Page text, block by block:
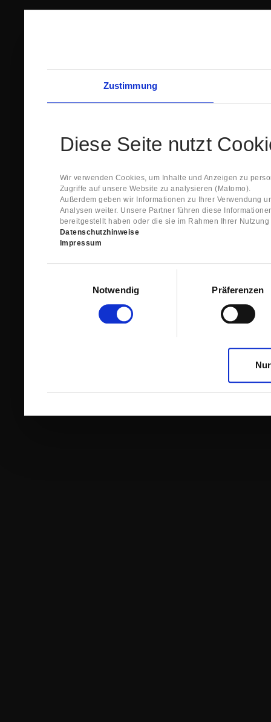
Zustimmung
Diese Seite nutzt
Wir verwenden Cookies, um Inhalte und Anzeigen zu
Zugriffe auf unsere Website zu analysieren (Matomo).
Außerdem geben wir Informationen zu Ihrer Verwendung
Analysen weiter. Unsere Partner führen diese
bereitgestellt haben oder die sie im Rahmen Ihrer
Datenschutzhinweise
Impressum
Notwendig
Präferenzen